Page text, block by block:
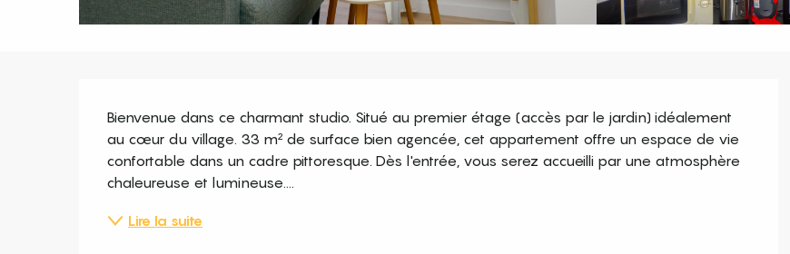
Description
Bienvenue dans ce charmant studio. Situé au premier étage (accès par le jardin) idéalement
au cœur du village. 33 m² de surface bien agencée, cet appartement offre un espace de vie
confortable dans un cadre pittoresque. Dès l'entrée, vous serez accueilli par une atmosphère
chaleureuse et lumineuse....
Lire la suite